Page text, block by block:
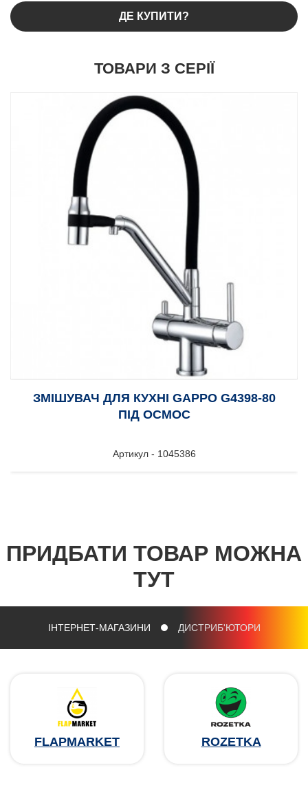
ДЕ КУПИТИ?
ТОВАРИ З СЕРІЇ
ЗМІШУВАЧ ДЛЯ КУХНІ GAPPO G4398-80
ПІД ОСМОС
Артикул - 1045386
ПРИДБАТИ ТОВАР МОЖНА
ТУТ
ІНТЕРНЕТ-МАГАЗИНИ ДИСТРИБ'ЮТОРИ
FLAPMARKET ROZETKA